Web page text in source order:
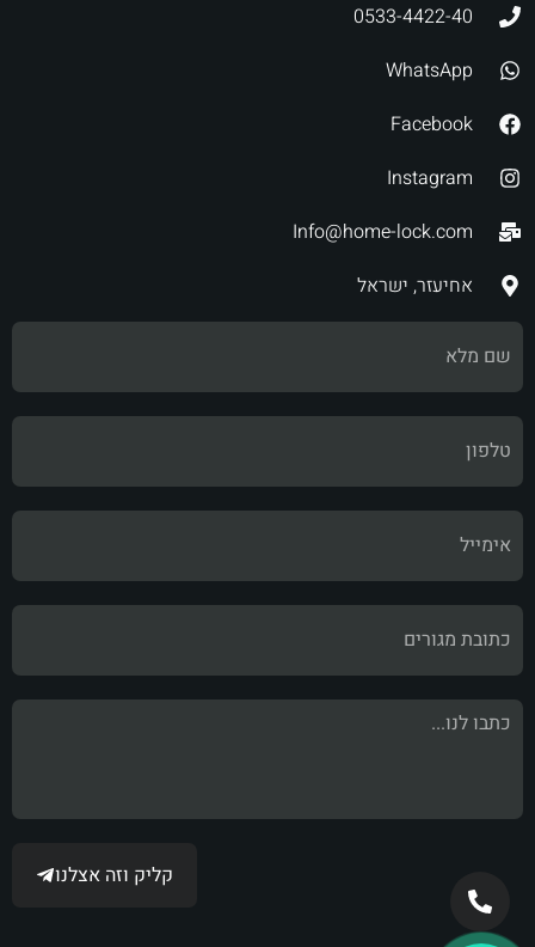
0533-4422-40
WhatsApp
Facebook
Instagram
Info@home-lock.com
אחיעזר, ישראל
קליק וזה אצלנו